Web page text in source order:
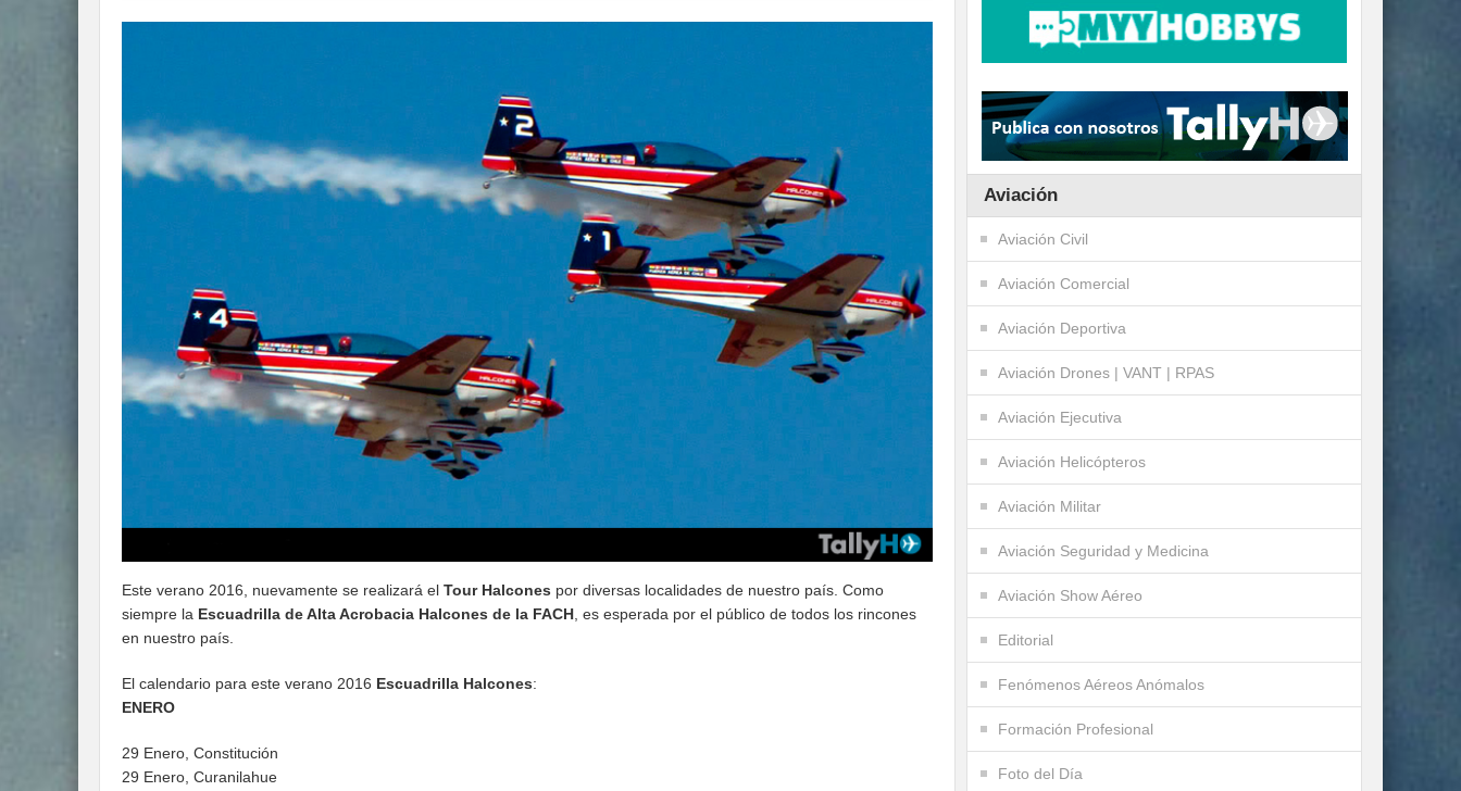
Este verano 2016, nuevamente se realizará el Tour Halcones por diversas localidades de nuestro país. Como
siempre la Escuadrilla de Alta Acrobacia Halcones de la FACH, es esperada por el público de todos los rincones
en nuestro país.
El calendario para este verano 2016 Escuadrilla Halcones:
ENERO
29 Enero, Constitución
29 Enero, Curanilahue
Aviación
Aviación Civil
Aviación Comercial
Aviación Deportiva
Aviación Drones | VANT | RPAS
Aviación Ejecutiva
Aviación Helicópteros
Aviación Militar
Aviación Seguridad y Medicina
Aviación Show Aéreo
Editorial
Fenómenos Aéreos Anómalos
Formación Profesional
Foto del Día